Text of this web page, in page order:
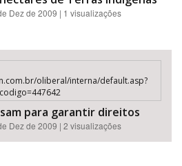
Dez de 2009 | 1 visualizações
oliberal/interna/default.asp?
para garantir direitos
Dez de 2009 | 2 visualizações